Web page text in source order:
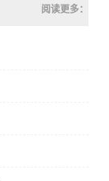
阅读更多：